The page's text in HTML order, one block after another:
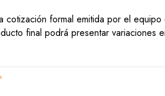
formal emitida por el
final podrá presentar variaciones